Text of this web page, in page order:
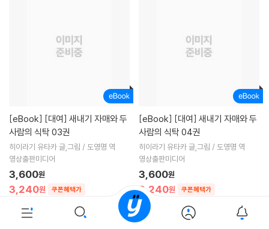
[eBook]
사람의 식탁 03권
히이라기 유타카 글,그림 / 도영명 역
영상출판미디어
3,240원 쿠폰혜택가
3,600원
9.7
[eBook]
사람의 식탁 04권
히이라기 유타카 글,그림 / 도영명 역
영상출판미디어
3,240원 쿠폰혜택가
3,600원
대여기간
9.7